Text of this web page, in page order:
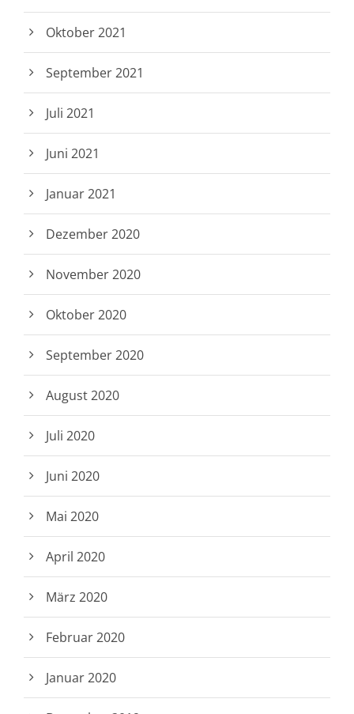
Oktober 2021
September 2021
Juli 2021
Juni 2021
Januar 2021
Dezember 2020
November 2020
Oktober 2020
September 2020
August 2020
Juli 2020
Juni 2020
Mai 2020
April 2020
März 2020
Februar 2020
Januar 2020